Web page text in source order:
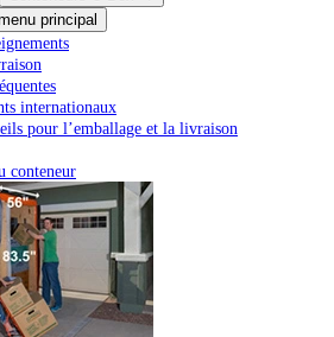
principal
internationaux
pour l’emballage et la livraison
conteneur